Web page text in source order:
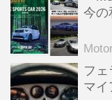
今の
フ
マイ